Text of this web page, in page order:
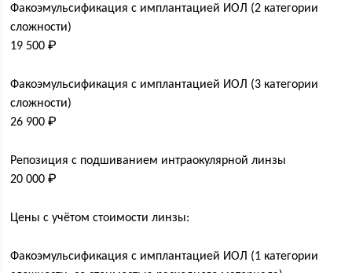
Факоэмульсификация с имплантацией ИОЛ (2 категории
сложности)
19 500 ₽
Факоэмульсификация с имплантацией ИОЛ (3 категории
сложности)
26 900 ₽
Репозиция с подшиванием интраокулярной линзы
20 000 ₽
Цены с учётом стоимости линзы:
Факоэмульсификация с имплантацией ИОЛ (1 категории